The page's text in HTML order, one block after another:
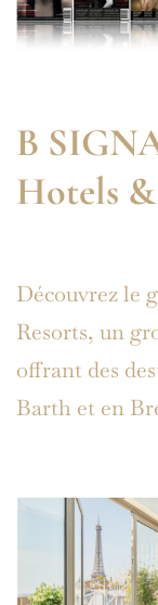
B
Hotels
Découvrez le
Resorts, un
offrant des
Barth et en